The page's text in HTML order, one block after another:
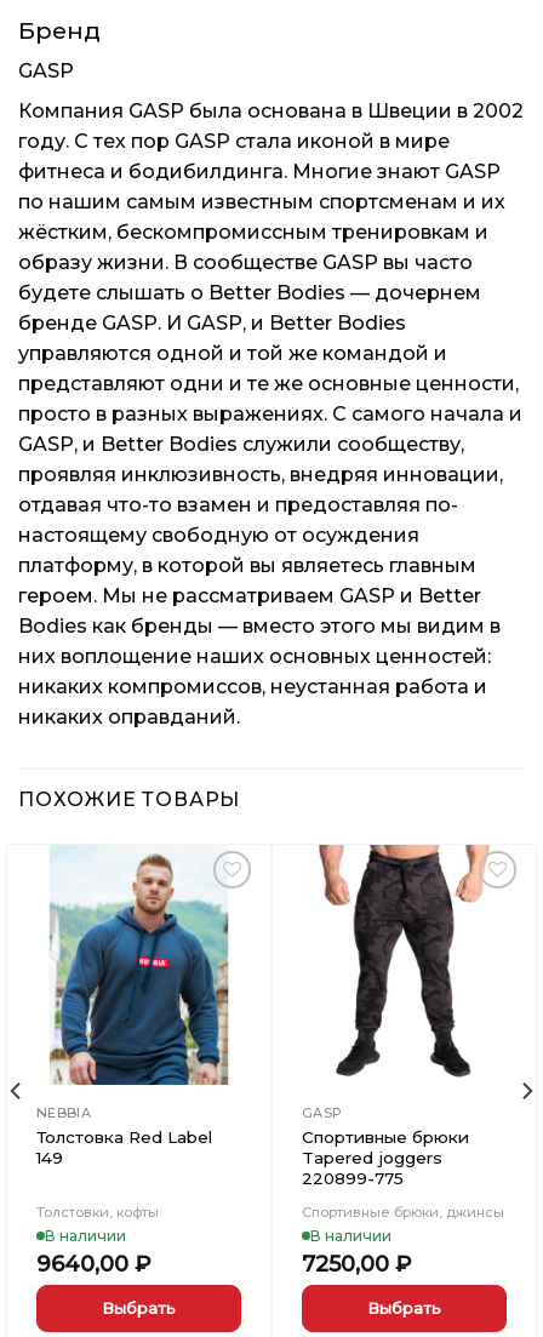
Бренд
GASP
Компания GASP была основана в Швеции в 2002
году. С тех пор GASP стала иконой в мире
фитнеса и бодибилдинга. Многие знают GASP
по нашим самым известным спортсменам и их
жёстким, бескомпромиссным тренировкам и
образу жизни. В сообществе GASP вы часто
будете слышать о Better Bodies — дочернем
бренде GASP. И GASP, и Better Bodies
управляются одной и той же командой и
представляют одни и те же основные ценности,
просто в разных выражениях. С самого начала и
GASP, и Better Bodies служили сообществу,
проявляя инклюзивность, внедряя инновации,
отдавая что-то взамен и предоставляя по-
настоящему свободную от осуждения
платформу, в которой вы являетесь главным
героем. Мы не рассматриваем GASP и Better
Bodies как бренды — вместо этого мы видим в
них воплощение наших основных ценностей:
никаких компромиссов, неустанная работа и
никаких оправданий.
ПОХОЖИЕ ТОВАРЫ
Добавить
в
Вишлист
NEBBIA
Толстовка Red Label
149
Толстовки, кофты
В наличии
9640,00 ₽
Выбрать
Добавить
Вишлист
GASP
Спортивные брюки
Tapered joggers
220899-775
Спортивные брюки, джинсы
В наличии
7250,00 ₽
Выбрать